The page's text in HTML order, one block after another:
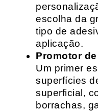
escolha da
tipo de
aplicação.
Promotor
Um primer
superfícies
superficial,
borrachas,